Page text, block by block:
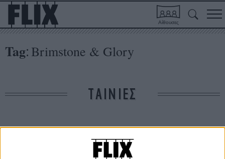
Αίθουσες
Tag: Brimstone & Glory
ΤΑΙΝΙΕΣ